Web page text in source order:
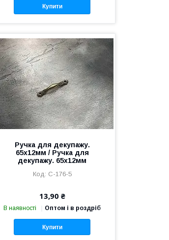
Купити
Ручка для декупажу.
65х12мм / Ручка для
декупажу. 65х12мм
C-176-5
13,90 ₴
В наявності Оптом і в роздріб
Купити